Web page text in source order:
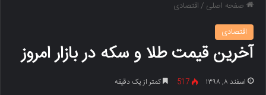
صفحه اصلی /اقتصادی
اقتصادی
آخرین قیمت طلا و سکه در بازار امروز
اسفند ۸, ۱۳۹۸ 517 کمتر از یک دقیقه